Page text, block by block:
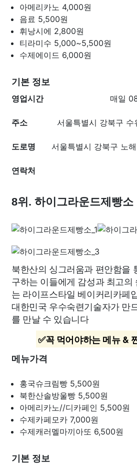
아메리카노 4,000원
음료 5,500원
휘낭시에 2,800원
티라미수 5,000~5,500원
수제에이드 6,000원
기본 정보
영업시간
매일
주소 서울특별시 강북구 수
도로명 서울특별시 강북구 노
연락처
8위. 하이그라운드제빵소
북한산의 싱그러움과 편안함을
구하는 이들에게 감성과 최고의
는 라이프스타일 베이커리카페
대한민국 우수숙련기술자가 만
를 만날 수 있습니다
✅꼭 먹어야하는 메뉴 &
메뉴가격
홍국슈크림빵 5,500원
북한산솔방울빵 5,500원
아메리카노//디카페인 5,500원
수제카페모카 7,000원
수제캐러멜마끼아또 6,500원
기본 정보